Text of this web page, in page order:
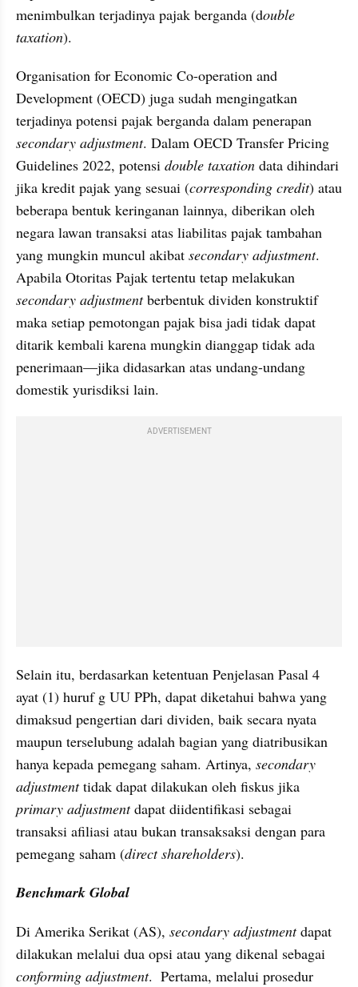
menimbulkan terjadinya pajak berganda (double
taxation).
Organisation for Economic Co-operation and
Development (OECD) juga sudah mengingatkan
secondary adjustment. Dalam OECD Transfer Pricing
Guidelines 2022, potensi double taxation data dihindari
jika kredit pajak yang sesuai (corresponding credit) atau
beberapa bentuk keringanan lainnya, diberikan oleh
negara lawan transaksi atas liabilitas pajak tambahan
yang mungkin muncul akibat secondary adjustment.
secondary adjustment berbentuk dividen konstruktif
maka setiap pemotongan pajak bisa jadi tidak dapat
ditarik kembali karena mungkin dianggap tidak ada
penerimaan—jika didasarkan atas undang-undang
domestik yurisdiksi lain.
ADVERTISEMENT
Selain itu, berdasarkan ketentuan Penjelasan Pasal 4
ayat (1) huruf g UU PPh, dapat diketahui bahwa yang
dimaksud pengertian dari dividen, baik secara nyata
maupun terselubung adalah bagian yang diatribusikan
hanya kepada pemegang saham. Artinya, secondary
adjustment
primary adjustment dapat diidentifikasi sebagai
transaksi afiliasi atau bukan transaksaksi dengan para
pemegang saham (direct shareholders).
Benchmark Global
Di Amerika Serikat (AS), secondary adjustment dapat
conforming adjustment.  Pertama, melalui prosedur